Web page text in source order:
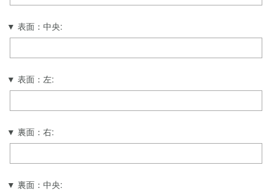
表面：中央:
表面：左:
裏面：右:
裏面：中央: